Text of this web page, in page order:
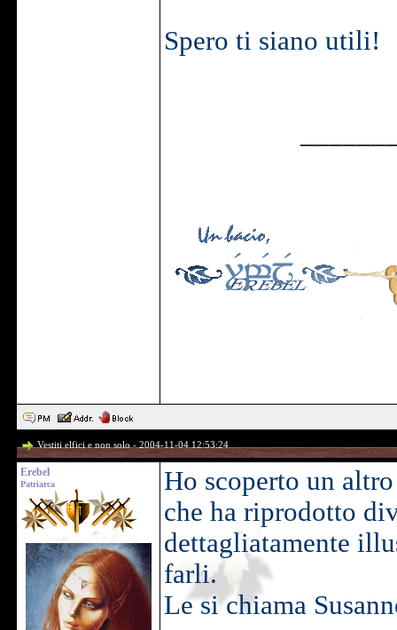
Spero ti siano utili!
Vestiti elfici e non solo - 2004-11-04 12:53:24
Erebel
Patriarca
Ho scoperto un
che ha riprodotto
dettagliatamente
farli.
Le si chiama